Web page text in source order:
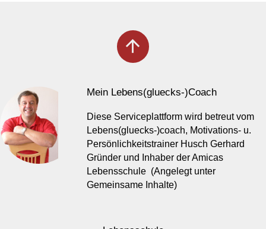
arrow_upward
Mein Lebens(gluecks-)Coach
Diese Serviceplattform wird betreut vom
Lebens(gluecks-)coach, Motivations- u.
Persönlichkeitstrainer Husch Gerhard
Gründer und Inhaber der Amicas
Lebensschule (Angelegt unter
Gemeinsame Inhalte)